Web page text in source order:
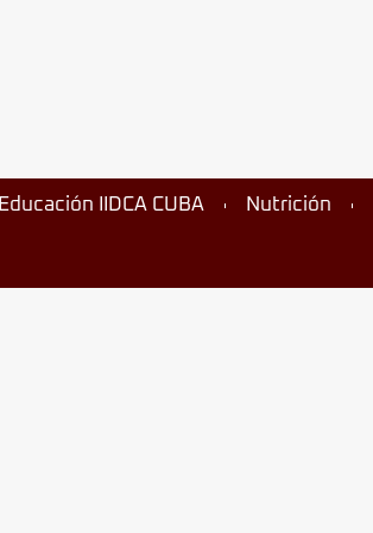
Educación IIDCA CUBA Nutrición